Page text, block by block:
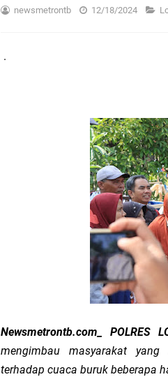
Kapolda NTB
Polda NTB
Polsek
Kapolsek
Semarak HUT
Sat Lantas
Wakapolda NTB
newsmetrontb 12/18/2024
.
Newsmetrontb.com_ POLRES
mengimbau masyarakat
terhadap cuaca buruk beberapa